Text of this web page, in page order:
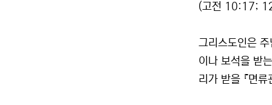
(고전 10:17;
그리스도인은
이나 보석을 받
리가 받을 『면